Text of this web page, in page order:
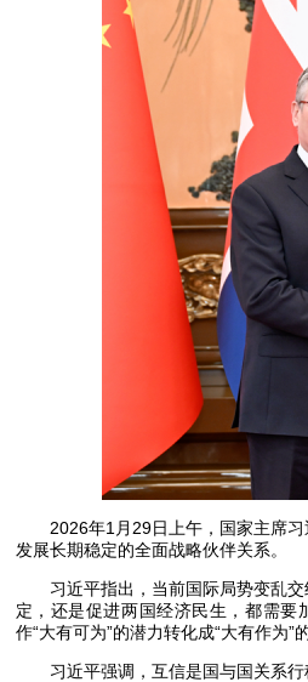
2026年1月29日上午，国家主席
发展长期稳定的全面战略伙伴关系。
习近平指出，当前国际局势变乱
定，还是促进两国经济民生，都需
作“大有可为”的潜力转化成“大有作为
习近平强调，互信是国与国关系